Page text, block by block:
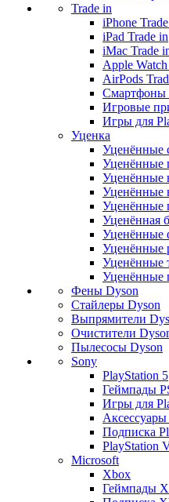
Trade in
iPhone
iPad Trade in
iMac Trade
Apple
AirPods
Смартфоны
Игровые
Игры для
Уценка
Уценённые
Уценённые
Уценённые
Уценённые
Уценённые
Уценённая
Уценённые
Уценённые
Уценённые
Уценённые
Фены Dyson
Стайлеры Dyson
Выпрямители
Очистители
Пылесосы Dyson
Sony
PlayStation 5
Геймпады
Игры для
Аксессуары
Подписка
PlayStation
Microsoft
Xbox
Геймпады